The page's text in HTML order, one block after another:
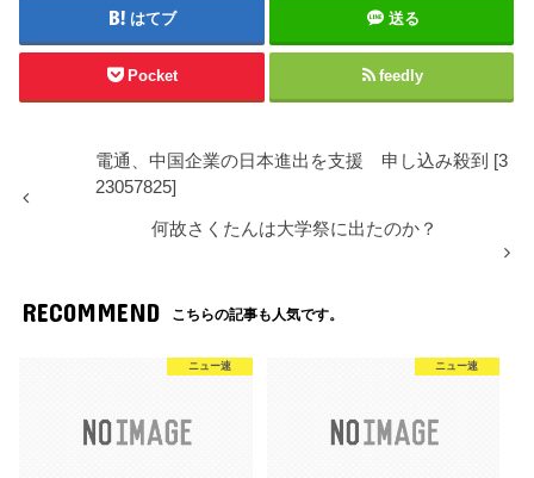
はてブ 送る
Pocket feedly
電通、中国企業の日本進出を支援 申し込み殺到 [3
23057825]
何故さくたんは大学祭に出たのか？
RECOMMEND こちらの記事も人気です。
ニュー速 ニュー速